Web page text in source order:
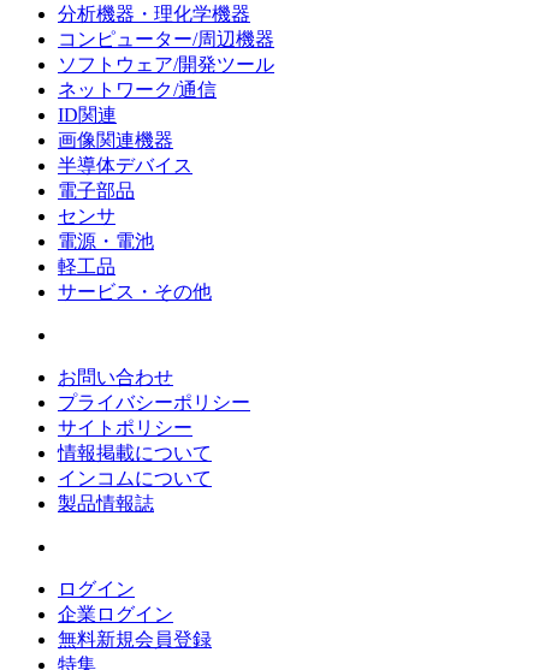
分析機器・理化学機器
コンピューター/周辺機器
ソフトウェア/開発ツール
ネットワーク/通信
ID関連
画像関連機器
半導体デバイス
電子部品
センサ
電源・電池
軽工品
サービス・その他
お問い合わせ
プライバシーポリシー
サイトポリシー
情報掲載について
インコムについて
製品情報誌
ログイン
企業ログイン
無料新規会員登録
特集